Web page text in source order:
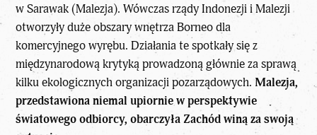
w Sarawak (Malezja). Wówczas rządy Indonezji i Malezji
otworzyły duże obszary wnętrza Borneo dla
komercyjnego wyrębu. Działania te spotkały się z
międzynarodową krytyką prowadzoną głównie za sprawą
kilku ekologicznych organizacji pozarządowych. Malezja,
przedstawiona niemal upiornie w perspektywie
światowego odbiorcy, obarczyła Zachód winą za swoją